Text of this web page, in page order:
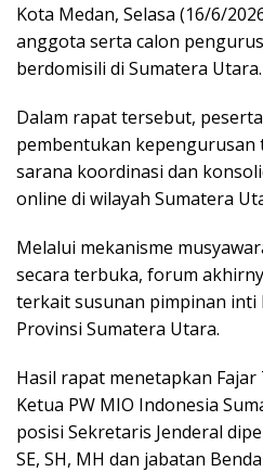
Kota Medan, Selasa (16/6/
anggota serta calon
berdomisili di Sumatera Utara.
Dalam rapat tersebut,
pembentukan
sarana koordinasi dan
online di wilayah Sumatera
Melalui mekanisme
secara terbuka, forum
terkait susunan pimpinan inti
Provinsi Sumatera Utara.
Hasil rapat menetapkan Fajar
Ketua PW MIO Indonesia
posisi Sekretaris Jenderal
SE, SH, MH dan jabatan